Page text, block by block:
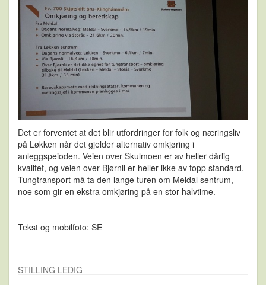
Det er forventet at det blir utfordringer for folk og næringsliv
på Løkken når det gjelder alternativ omkjøring i
anleggspeioden. Veien over Skulmoen er av heller dårlig
kvalitet, og veien over Bjørnli er heller ikke av topp standard.
Tungtransport må ta den lange turen om Meldal sentrum,
noe som gir en ekstra omkjøring på en stor halvtime.
Tekst og mobilfoto: SE
STILLING LEDIG